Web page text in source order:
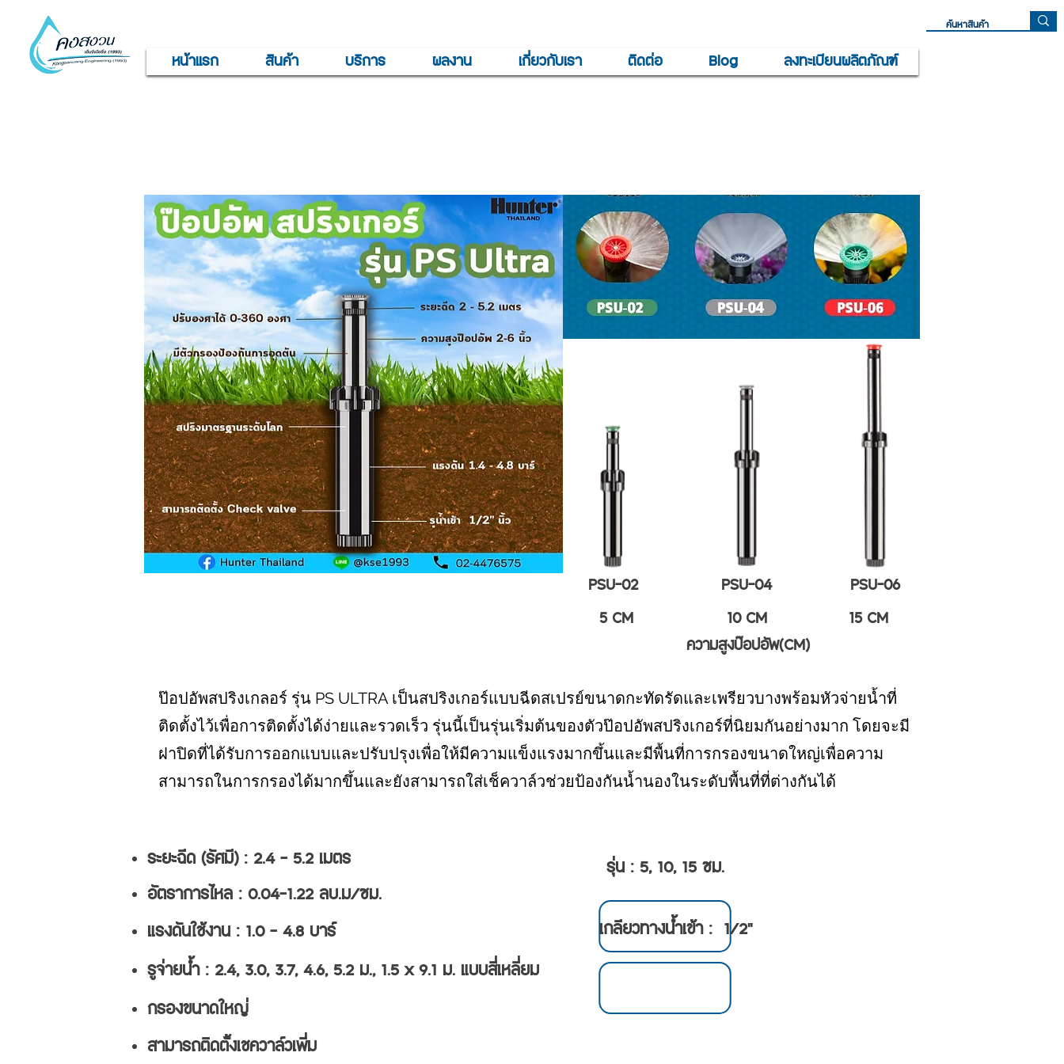
หน้าแรก สินค้า บริการ ผลงาน เกี่ยวกับเรา ติดต่อ Blog ลงทะเบียนผลิตภัณฑ์
PSU-02
5 CM
PSU-04
10 CM
PSU-06
15 CM
ความสูงป๊อปอัพ(CM)
ป๊อปอัพสปริงเกลอร์ รุ่น PS ULTRA เป็นสปริงเกอร์แบบฉีดสเปรย์ขนาดกะทัดรัดและเพรียวบางพร้อมหัวจ่ายน้ำที่
ติดตั้งไว้เพื่อการติดตั้งได้ง่ายและรวดเร็ว รุ่นนี้เป็นรุ่นเริ่มต้นของตัวป๊อปอัพสปริงเกอร์ที่นิยมกันอย่างมาก โดยจะมี
ฝาปิดที่ได้รับการออกแบบและปรับปรุงเพื่อให้มีความแข็งแรงมากขึ้นและมีพื้นที่การกรองขนาดใหญ่เพื่อความ
สามารถในการกรองได้มากขึ้นและยังสามารถใส่เช็ควาล์วช่วยป้องกันน้ำนองในระดับพื้นที่ที่ต่างกันได้
รุ่น : 5, 10, 15 ซม.
แรงดันใช้งาน : 1.0 - 4.8 บาร์ เกลียวทางน้ำเข้า : 1/2"
รูจ่ายน้ำ : 2.4, 3.0, 3.7, 4.6, 5.2 ม., 1.5 x 9.1 ม. แบบสี่เหลี่ยม
กรองขนาดใหญ่
สามารถติดตั้งเชควาล์วเพิ่ม
อัตราการไหล : 0.04-1.22 ลบ.ม/ซม.
ระยะฉีด (รัศมี) : 2.4 - 5.2 เมตร